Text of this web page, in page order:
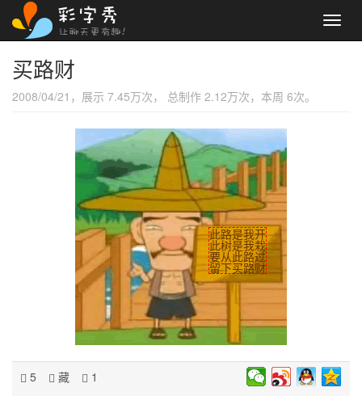
买路财
2008/04/21，展示 7.45万次， 总制作 2.12万次，本周 6次。
5 藏 1
此路是我开
此树是我栽
要从此路过
留下买路财